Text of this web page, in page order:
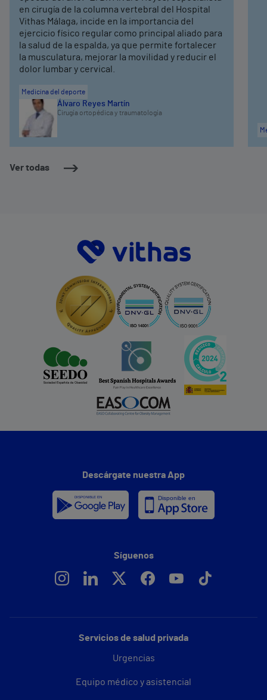
Ver todas
en cirugía de la columna vertebral del Hospital
Vithas Málaga, incide en la importancia del
ejercicio físico regular como principal aliado para
la salud de la espalda, ya que permite fortalecer
la musculatura, mejorar la movilidad y reducir el
dolor lumbar y cervical.
Medicina del deporte
Álvaro Reyes Martín
Cirugía ortopédica y traumatología
Servicios de salud privada
Urgencias
Equipo médico y asistencial
Descárgate nuestra App
Síguenos